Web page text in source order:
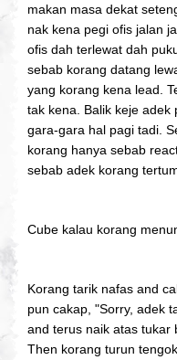
makan masa dekat
nak kena pegi ofis jalan
ofis dah terlewat dah
sebab korang datang
yang korang kena lead.
tak kena. Balik keje adek
gara-gara hal pagi tadi.
korang hanya sebab
sebab adek korang
Cube kalau korang
Korang tarik nafas and
pun cakap, "Sorry, adek
and terus naik atas tukar
Then korang turun